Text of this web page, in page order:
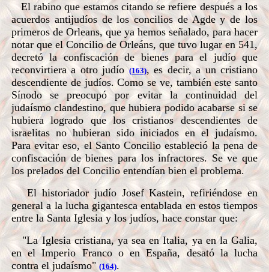
El rabino que estamos citando se refiere después a los
acuerdos antijudíos de los concilios de Agde y de los
primeros de Orleans, que ya hemos señalado, para hacer
notar que el Concilio de Orleáns, que tuvo lugar en 541,
decretó la confiscación de bienes para el judío que
reconvirtiera a otro judío(163), es decir, a un cristiano
descendiente de judíos. Como se ve, también este santo
Sínodo se preocupó por evitar la continuidad del
judaísmo clandestino, que hubiera podido acabarse si se
hubiera logrado que los cristianos descendientes de
israelitas no hubieran sido iniciados en el judaísmo.
Para evitar eso, el Santo Concilio estableció la pena de
confiscación de bienes para los infractores. Se ve que
los prelados del Concilio entendían bien el problema.
El historiador judío Josef Kastein, refiriéndose en
general a la lucha gigantesca entablada en estos tiempos
entre la Santa Iglesia y los judíos, hace constar que:
"La Iglesia cristiana, ya sea en Italia, ya en la Galia,
en el Imperio Franco o en España, desató la lucha
contra el judaísmo" (164).